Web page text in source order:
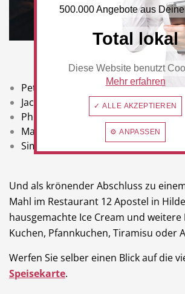
Petrus mit Thunfisch und Scampi
Jacobus mit Champignons
Philippus mit Form-Vorderschinken
Matthäus mit Gorgonzola
Simon mit Scampi und Lachs
Und als krönender Abschluss zu
Mahl im Restaurant 12 Apostel in
hausgemachte Ice Cream und weitere
Kuchen, Pfannkuchen, Tiramisu oder
Werfen Sie selber einen Blick auf die
Speisekarte.
500.000 Angebote aus
Total lokal
Diese Website benutzt
Mehr erfahren
✓ ALLE AKZEPTIEREN
⚙ ANPASSEN